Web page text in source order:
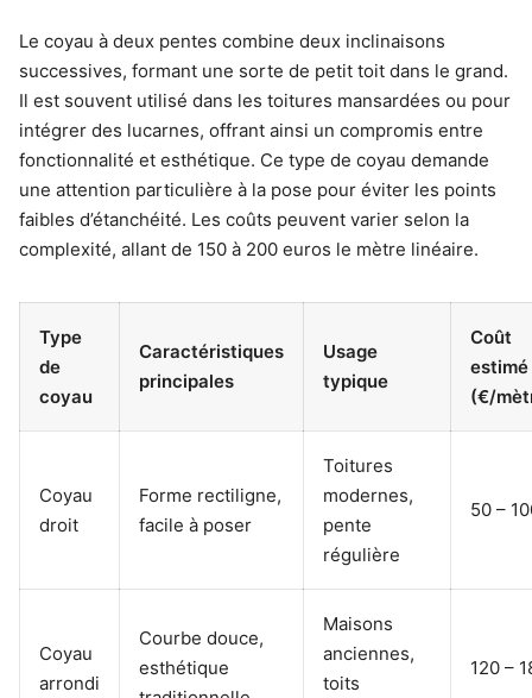
Le coyau à deux pentes combine deux inclinaisons
successives, formant une sorte de petit toit dans le grand.
Il est souvent utilisé dans les toitures mansardées ou pour
intégrer des lucarnes, offrant ainsi un compromis entre
fonctionnalité et esthétique. Ce type de coyau demande
une attention particulière à la pose pour éviter les points
faibles d’étanchéité. Les coûts peuvent varier selon la
complexité, allant de 150 à 200 euros le mètre linéaire.
Type
de
coyau
Caractéristiques
principales
Usage
typique
Coût
estimé
(€/
Coyau
droit
Forme rectiligne,
facile à poser
Toitures
modernes,
pente
régulière
50 –
Coyau
arrondi
Courbe douce,
esthétique
Maisons
anciennes,
toits
120 –